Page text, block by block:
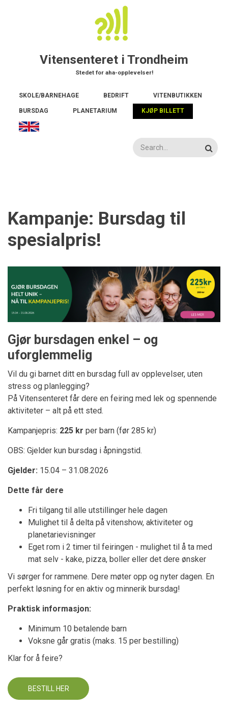
Vitensenteret i Trondheim
Stedet for aha-opplevelser!
Main
navigation
SKOLE/BARNEHAGE BEDRIFT VITENBUTIKKEN
BURSDAG PLANETARIUM KJØP BILLETT
Kampanje: Bursdag til
spesialpris!
Gjør bursdagen enkel – og
uforglemmelig
Vil du gi barnet ditt en bursdag full av opplevelser, uten
stress og planlegging?
På Vitensenteret får dere en feiring med lek og spennende
aktiviteter – alt på ett sted.
Kampanjepris: 225 kr per barn (før 285 kr)
OBS: Gjelder kun bursdag i åpningstid.
Gjelder: 15.04 – 31.08.2026
Dette får dere
Fri tilgang til alle utstillinger hele dagen
Mulighet til å delta på vitenshow, aktiviteter og
planetarievisninger
Eget rom i 2 timer til feiringen - mulighet til å ta med
mat selv - kake, pizza, boller eller det dere ønsker
Vi sørger for rammene. Dere møter opp og nyter dagen. En
perfekt løsning for en aktiv og minnerik bursdag!
Praktisk informasjon:
Minimum 10 betalende barn
Voksne går gratis (maks. 15 per bestilling)
Klar for å feire?
BESTILL HER